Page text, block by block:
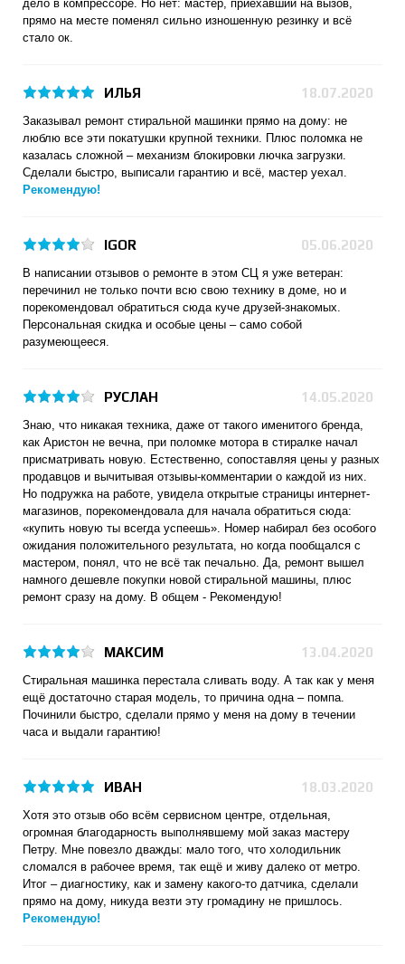
дело в компрессоре. Но нет: мастер, приехавший на вызов,
прямо на месте поменял сильно изношенную резинку и всё
стало ок.
ИЛЬЯ 18.07.2020
Заказывал ремонт стиральной машинки прямо на дому: не
люблю все эти покатушки крупной техники. Плюс поломка не
казалась сложной – механизм блокировки лючка загрузки.
Сделали быстро, выписали гарантию и всё, мастер уехал.
Рекомендую!
IGOR 05.06.2020
В написании отзывов о ремонте в этом СЦ я уже ветеран:
перечинил не только почти всю свою технику в доме, но и
порекомендовал обратиться сюда куче друзей-знакомых.
Персональная скидка и особые цены – само собой
разумеющееся.
РУСЛАН 14.05.2020
Знаю, что никакая техника, даже от такого именитого бренда,
как Аристон не вечна, при поломке мотора в стиралке начал
присматривать новую. Естественно, сопоставляя цены у разных
продавцов и вычитывая отзывы-комментарии о каждой из них.
Но подружка на работе, увидела открытые страницы интернет-
магазинов, порекомендовала для начала обратиться сюда:
«купить новую ты всегда успеешь». Номер набирал без особого
ожидания положительного результата, но когда пообщался с
мастером, понял, что не всё так печально. Да, ремонт вышел
намного дешевле покупки новой стиральной машины, плюс
ремонт сразу на дому. В общем - Рекомендую!
МАКСИМ 13.04.2020
Стиральная машинка перестала сливать воду. А так как у меня
ещё достаточно старая модель, то причина одна – помпа.
Починили быстро, сделали прямо у меня на дому в течении
часа и выдали гарантию!
ИВАН 18.03.2020
Хотя это отзыв обо всём сервисном центре, отдельная,
огромная благодарность выполнявшему мой заказ мастеру
Петру. Мне повезло дважды: мало того, что холодильник
сломался в рабочее время, так ещё и живу далеко от метро.
Итог – диагностику, как и замену какого-то датчика, сделали
прямо на дому, никуда везти эту громадину не пришлось.
Рекомендую!